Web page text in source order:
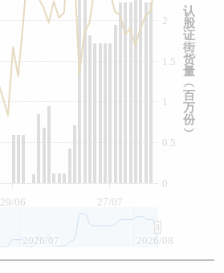
29/06 27/07
0
0.5
1
1.5
2
2026/07 2026/08
认
股
证
街
货
量
︵
百
万
份
︶